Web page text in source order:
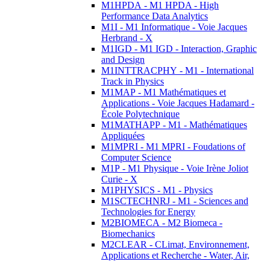
M1HPDA - M1 HPDA - High
Performance Data Analytics
M1I - M1 Informatique - Voie Jacques
Herbrand - X
M1IGD - M1 IGD - Interaction, Graphic
and Design
M1INTTRACPHY - M1 - International
Track in Physics
M1MAP - M1 Mathématiques et
Applications - Voie Jacques Hadamard -
École Polytechnique
M1MATHAPP - M1 - Mathématiques
Appliquées
M1MPRI - M1 MPRI - Foudations of
Computer Science
M1P - M1 Physique - Voie Irène Joliot
Curie - X
M1PHYSICS - M1 - Physics
M1SCTECHNRJ - M1 - Sciences and
Technologies for Energy
M2BIOMECA - M2 Biomeca -
Biomechanics
M2CLEAR - CLimat, Environnement,
Applications et Recherche - Water, Air,